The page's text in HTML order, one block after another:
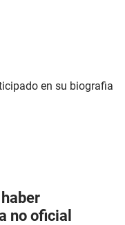
no oficial